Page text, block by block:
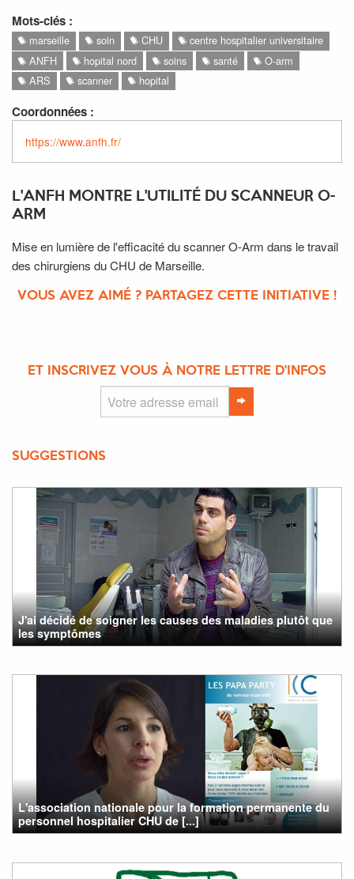
Mots-clés :
marseille soin CHU
centre hospitalier universitaire
ANFH
hopital nord soins santé
O-arm
ARS
scanner hopital
Coordonnées :
https://www.anfh.fr/
L'ANFH MONTRE L'UTILITÉ DU SCANNEUR O-
ARM
Mise en lumière de l'efficacité du scanner O-Arm dans le travail
des chirurgiens du CHU de Marseille.
VOUS AVEZ AIMÉ ? PARTAGEZ CETTE INITIATIVE !
ET INSCRIVEZ VOUS À NOTRE LETTRE D'INFOS
SUGGESTIONS
J'ai décidé de soigner les causes des maladies plutôt que
les symptômes
L'association nationale pour la formation permanente du
personnel hospitalier CHU de [...]